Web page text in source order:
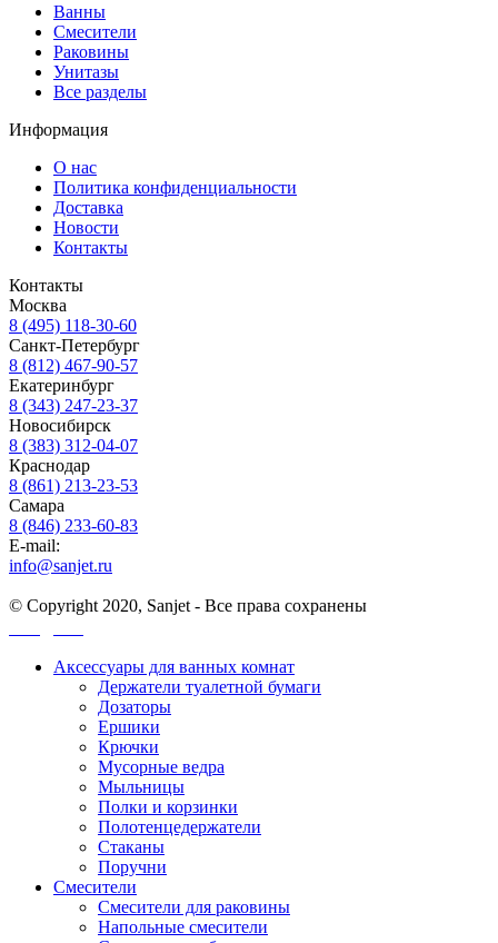
Ванны
Смесители
Раковины
Унитазы
Все разделы
Информация
О нас
Политика конфиденциальности
Доставка
Новости
Контакты
Контакты
Москва
8 (495) 118-30-60
Санкт-Петербург
8 (812) 467-90-57
Екатеринбург
8 (343) 247-23-37
Новосибирск
8 (383) 312-04-07
Краснодар
8 (861) 213-23-53
Самара
8 (846) 233-60-83
E-mail:
info@sanjet.ru
© Copyright 2020, Sanjet - Все права сохранены
Аксессуары для ванных комнат
Держатели туалетной бумаги
Дозаторы
Ершики
Крючки
Мусорные ведра
Мыльницы
Полки и корзинки
Полотенцедержатели
Стаканы
Поручни
Смесители
Смесители для раковины
Напольные смесители